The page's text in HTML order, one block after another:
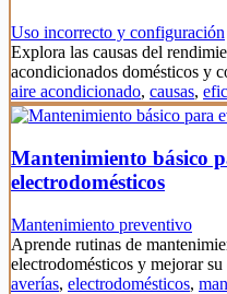
Uso incorrecto y configuración
Explora las causas del
acondicionados domésticos y
aire acondicionado, causas,
Mantenimiento básico
electrodomésticos
Mantenimiento preventivo
Aprende rutinas de
electrodomésticos y mejorar
averías, electrodomésticos,